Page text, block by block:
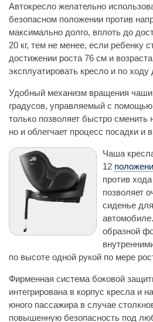
Автокресло желательно
безопасном положении против
максимально долго, вплоть до
20 кг, тем не менее, если ребенку
достижении роста 76 см и
эксплуатировать кресло и по ходу
Удобный механизм вращения чаши
градусов, управляемый с
только позволяет быстро сменить
но и облегчает процесс посадки
Чаша
12
против
позволяет
сиденье
образной
по высоте одной рукой по мере
Фирменная система боковой
интегрирована в корпус кресла и
юного пассажира в случае
повышенную безопасность под